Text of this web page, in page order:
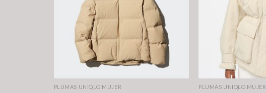
PLUMAS UNIQLO MUJER PLUMAS UNIQLO MUJER